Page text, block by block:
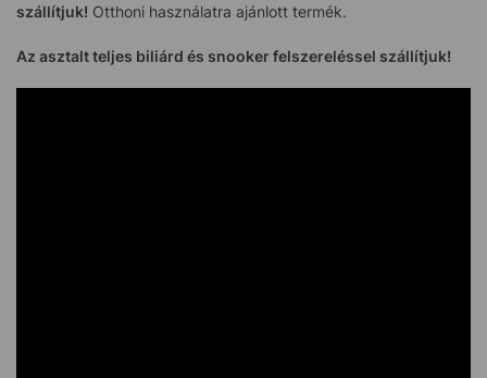
szállítjuk! Otthoni használatra ajánlott termék.
Az asztalt teljes biliárd és snooker felszereléssel szállítjuk!